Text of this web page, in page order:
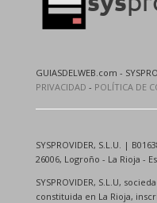
GUIASDELWEB.com -
PRIVACIDAD - POLÍTICA DE
SYSPROVIDER, S.L.U. |
26006, Logroño - La Rioja -
SYSPROVIDER, S.L.U,
constituida en La Rioja,